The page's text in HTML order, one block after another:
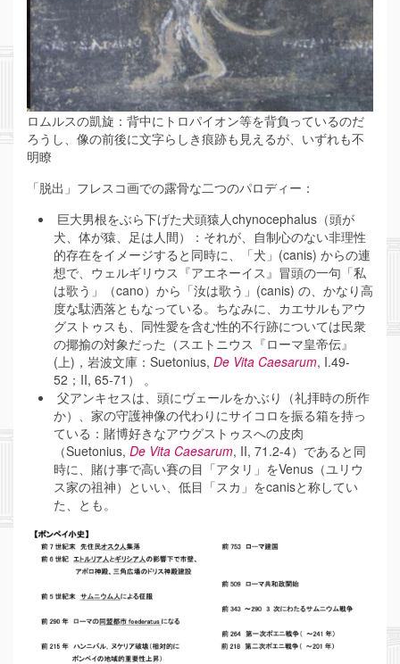
ロムルスの凱旋：背中にトロパイオン等を背負っているのだ
ろうし、像の前後に文字らしき痕跡も見えるが、いずれも不
明瞭
「脱出」フレスコ画での露骨な二つのパロディー：
巨大男根をぶら下げた犬頭猿人chynocephalus（頭が
犬、体が猿、足は人間）：それが、自制心のない非理性
的存在をイメージすると同時に、「犬」(canis) からの連
想で、ウェルギリウス『アエネーイス』冒頭の一句「私
は歌う」（cano）から「汝は歌う」(canis) の、かなり高
度な駄洒落ともなっている。ちなみに、カエサルもアウ
グストゥスも、同性愛を含む性的不行跡については民衆
の揶揄の対象だった（スエトニウス『ローマ皇帝伝』
(上)，岩波文庫：Suetonius, De Vita Caesarum, I.49-
52；II, 65-71） 。
父アンキセスは、頭にヴェールをかぶり（礼拝時の所作
か）、家の守護神像の代わりにサイコロを振る箱を持っ
ている：賭博好きなアウグストゥスへの皮肉
（Suetonius, De Vita Caesarum, II, 71.2-4）であると同
時に、賭け事で高い賽の目「アタリ」をVenus（ユリウ
ス家の祖神）といい、低目「スカ」をcanisと称してい
た、とも。